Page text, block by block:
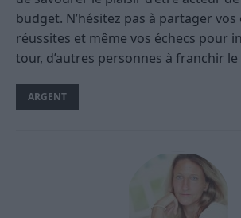
budget. N’hésitez pas à partager vos
réussites et même vos échecs pour
tour, d’autres personnes à franchir le
ARGENT